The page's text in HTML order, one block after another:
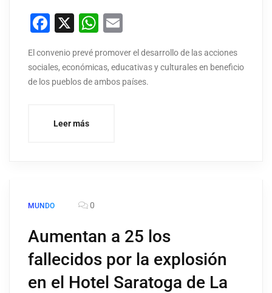
Facebook
X WhatsApp
El convenio prevé promover el desarrollo de las acciones
sociales, económicas, educativas y culturales en beneficio
de los pueblos de ambos países.
Leer más
MUNDO 0
Aumentan a 25 los
fallecidos por la explosión
en el Hotel Saratoga de La